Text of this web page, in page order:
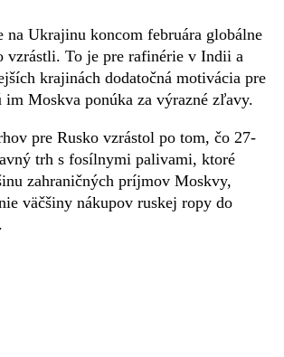
na Ukrajinu koncom februára globálne
vzrástli. To je pre rafinérie v Indii a
krajinách dodatočná motivácia pre
im Moskva ponúka za výrazné zľavy.
pre Rusko vzrástol po tom, čo 27-
trh s fosílnymi palivami, ktoré
zahraničných príjmov Moskvy,
väčšiny nákupov ruskej ropy do